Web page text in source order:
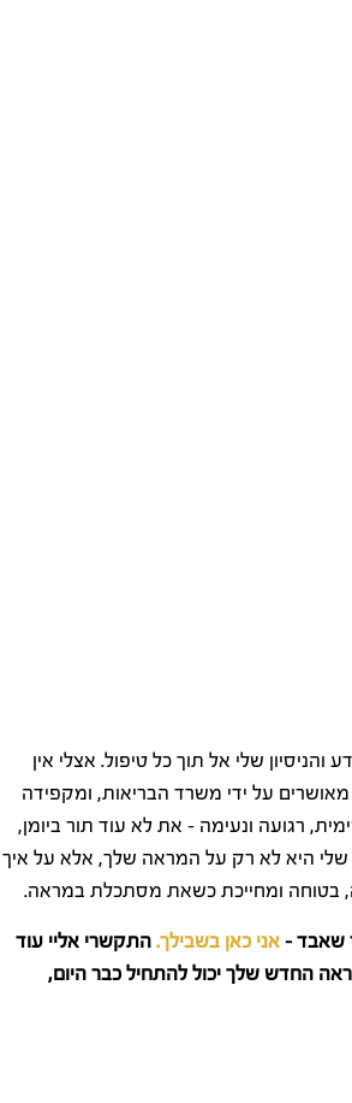
שלי אל תוך כל טיפול. אצלי אין
על ידי משרד הבריאות, ומקפידה
רגועה ונעימה – את לא עוד תור ביומן,
שלי היא לא רק על המראה שלך, אלא על איך
בטוחה ומחייכת כשאת מסתכלת במראה.
שאבד – אני כאן בשבילך. התקשרי אליי עוד
החדש שלך יכול להתחיל כבר היום,